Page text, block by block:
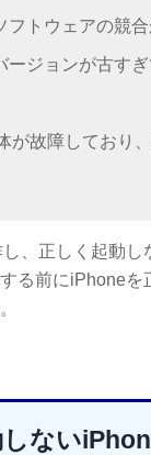
フトウェアの競合
ージョンが古す
が故障しており
、正しく起動し
る前にiPhoneを
ない